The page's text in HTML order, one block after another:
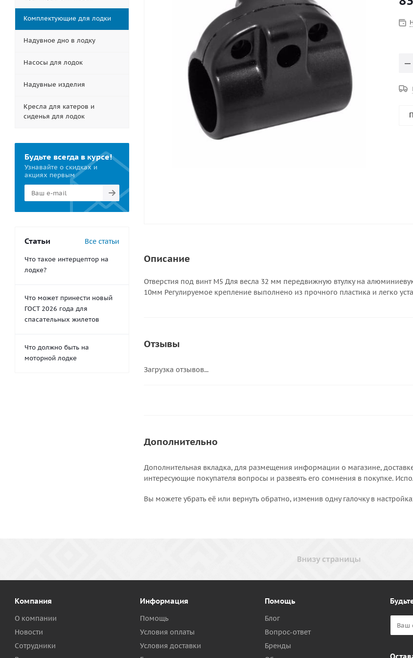
Описание
Отверстия под винт M5 Для весла 32 мм передвижную втулку на
10мм Регулируемое крепление выполнено из прочного пластика и легко
Отзывы
Загрузка отзывов...
Дополнительно
Дополнительная вкладка, для размещения информации о магазине,
интересующие покупателя вопросы и развеять его сомнения в покупке.
Вы можете убрать её или вернуть обратно, изменив одну галочку в
Комплектующие для лодки
Надувное дно в лодку
Насосы для лодок
Надувные изделия
Кресла для катеров и
сиденья для лодок
Будьте всегда в курсе!
Узнавайте о скидках и
акциях первым
Статьи Все статьи
Что такое интерцептор на
лодке?
Что может принести новый
ГОСТ 2026 года для
спасательных жилетов
Что должно быть на
моторной лодке
Компания
О компании
Новости
Сотрудники
Информация
Помощь
Условия оплаты
Условия доставки
Помощь
Блог
Вопрос-ответ
Бренды